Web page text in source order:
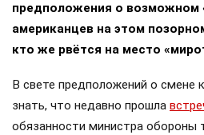
предположения о возможном
американцев на этом
кто же рвётся на место
В свете предположений о смене
знать, что недавно прошла
обязанности министра обороны